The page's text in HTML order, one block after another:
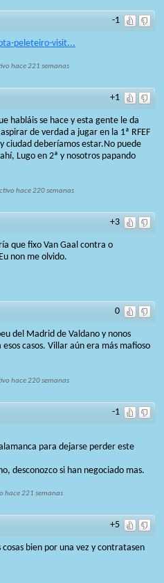
-1
peleteiro-visit...
hace 221 semanas
+1
habláis se hace y esta gente le da
de verdad a jugar en la 1ª RFEF
ciudad deberíamos estar.No puede
Lugo en 2ª y nosotros papando
hace 220 semanas
+3
que fixo Van Gaal contra o
non me olvido.
0
del Madrid de Valdano y nonos
casos. Villar aún era más mafioso
hace 220 semanas
-1
para dejarse perder este
desconozco si han negociado mas.
hace 221 semanas
+5
bien por una vez y contratasen